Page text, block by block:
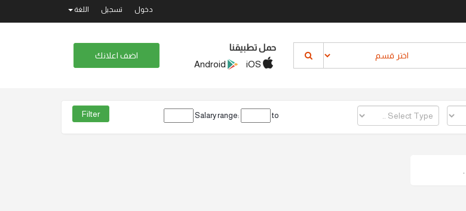
دخول تسجيل اللغة
حمل تطبيقنا
اضف اعلانك
Salary range: to